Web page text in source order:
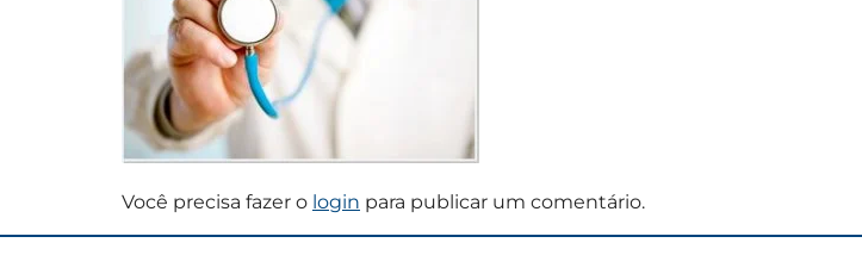
Você precisa fazer o login para publicar um comentário.